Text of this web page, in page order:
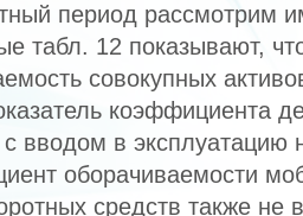
период рассмотрим
табл. 12 показывают,
совокупных
коэффициента
вводом в эксплуатацию
оборачиваемости
средств также не